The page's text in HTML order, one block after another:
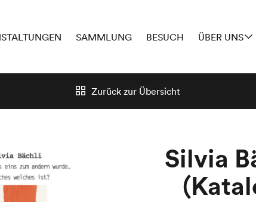
SAMMLUNG BESUCH ÜBER UNS
Zurück zur Übersicht
Silvia